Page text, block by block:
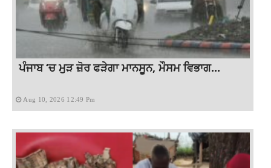
ਪੰਜਾਬ ‘ਚ ਮੁੜ ਜ਼ੋਰ ਫੜੇਗਾ ਮਾਨਸੂਨ, ਮੌਸਮ ਵਿਭਾਗ...
Aug 10, 2026 12:49 Pm